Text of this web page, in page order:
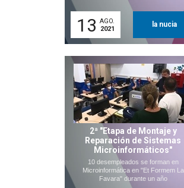
13 AGO.
2021
la nucia
2ª "Etapa de Montaje y
Reparación de Sistemas
Microinformáticos"
10 desempleados se forman en
Microinformática en "Et Formem La
Favara" durante un año